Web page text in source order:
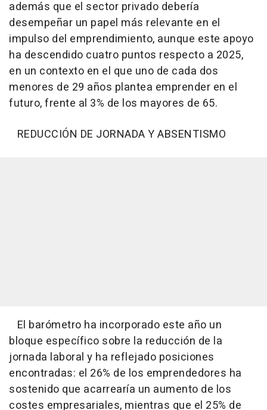
además que el sector privado debería
desempeñar un papel más relevante en el
impulso del emprendimiento, aunque este apoyo
ha descendido cuatro puntos respecto a 2025,
en un contexto en el que uno de cada dos
menores de 29 años plantea emprender en el
futuro, frente al 3% de los mayores de 65.
REDUCCIÓN DE JORNADA Y ABSENTISMO
El barómetro ha incorporado este año un
bloque específico sobre la reducción de la
jornada laboral y ha reflejado posiciones
encontradas: el 26% de los emprendedores ha
sostenido que acarrearía un aumento de los
costes empresariales, mientras que el 25% de